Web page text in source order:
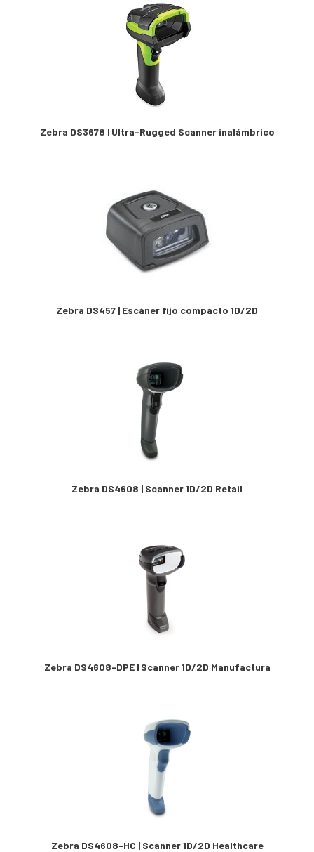
Zebra DS3678 | Ultra-Rugged Scanner inalámbrico
Zebra DS457 | Escáner fijo compacto 1D/2D
Zebra DS4608 | Scanner 1D/2D Retail
Zebra DS4608-DPE | Scanner 1D/2D Manufactura
Zebra DS4608-HC | Scanner 1D/2D Healthcare